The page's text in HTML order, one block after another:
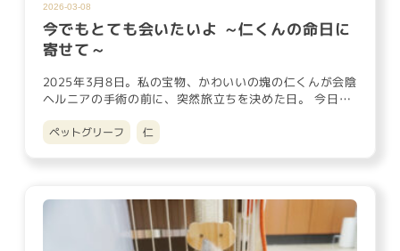
2026-03-08
今でもとても会いたいよ ～仁くんの命日に
寄せて～
2025年3月8日。私の宝物、かわいいの塊の仁くんが会陰
ヘルニアの手術の前に、突然旅立ちを決めた日。 今日で
ペットグリーフ 仁